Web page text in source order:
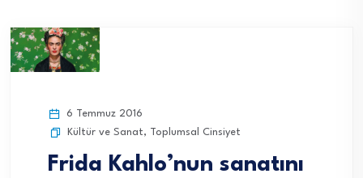
6 Temmuz 2016
Kültür ve Sanat, Toplumsal Cinsiyet
Frida Kahlo’nun sanatını